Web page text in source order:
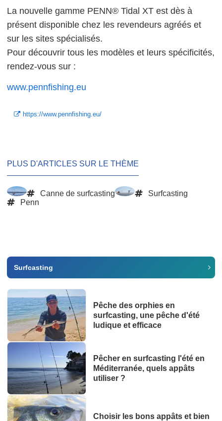
La nouvelle gamme PENN® Tidal XT est dès à
présent disponible chez les revendeurs agréés et
sur les sites spécialisés.
Pour découvrir tous les modèles et leurs spécificités,
rendez-vous sur :
www.pennfishing.eu
https://www.pennfishing.eu/
PLUS D'ARTICLES SUR LE THÈME
Canne de surfcasting
Surfcasting
Penn
Surfcasting
Pêche des orphies en
surfcasting, une pêche d'été
ludique et efficace
Pêcher en surfcasting l'été en
Méditerranée, quels appâts
utiliser ?
Choisir les bons appâts et bien